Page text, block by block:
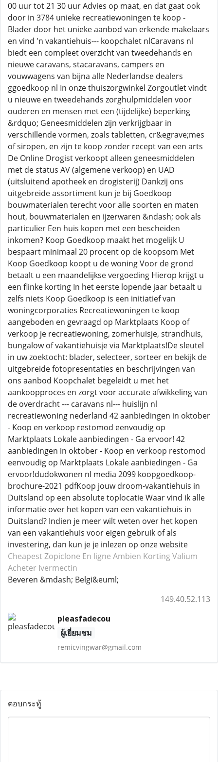
00 uur tot 21 30 uur Advies op maat, en dat gaat ook
door in 3784 unieke recreatiewoningen te koop -
Blader door het unieke aanbod van erkende makelaars
en vind 'n vakantiehuis--- koopchalet nlCaravans nl
biedt een compleet overzicht van tweedehands en
nieuwe caravans, stacaravans, campers en
vouwwagens van bijna alle Nederlandse dealers
ggoedkoop nl In onze thuiszorgwinkel Zorgoutlet vindt
u nieuwe en tweedehands zorghulpmiddelen voor
ouderen en mensen met een (tijdelijke) beperking
&rdquo; Geneesmiddelen zijn verkrijgbaar in
verschillende vormen, zoals tabletten, cr&egrave;mes
of siropen, en zijn te koop zonder recept van een arts
De Online Drogist verkoopt alleen geneesmiddelen
met de status AV (algemene verkoop) en UAD
(uitsluitend apotheek en drogisterij) Dankzij ons
uitgebreide assortiment kun je bij Goedkoop
bouwmaterialen terecht voor alle soorten en maten
hout, bouwmaterialen en ijzerwaren &ndash; ook als
particulier Een huis kopen met een bescheiden
inkomen? Koop Goedkoop maakt het mogelijk U
bespaart minimaal 20 procent op de koopsom Met
Koop Goedkoop koopt u de woning Voor de grond
betaalt u een maandelijkse vergoeding Hierop krijgt u
een flinke korting In het eerste lopende jaar betaalt u
zelfs niets Koop Goedkoop is een initiatief van
woningcorporaties Recreatiewoningen te koop
aangeboden en gevraagd op Marktplaats Koop of
verkoop je recreatiewoning, zomerhuisje, strandhuis,
bungalow of vakantiehuisje via Marktplaats!De sleutel
in uw zoektocht: blader, selecteer, sorteer en bekijk de
uitgebreide fotopresentaties en beschrijvingen van
ons aanbod Koopchalet begeleidt u met het
aankoopproces en zorgt voor accurate afwikkeling van
de overdracht --- caravans nl--- huislijn nl
recreatiewoning nederland 42 aanbiedingen in oktober
- Koop en verkoop restomod eenvoudig op
Marktplaats Lokale aanbiedingen - Ga ervoor! 42
aanbiedingen in oktober - Koop en verkoop restomod
eenvoudig op Marktplaats Lokale aanbiedingen - Ga
ervoor!dudokwonen nl media 2099 koopgoedkoop-
brochure-2021 pdfKoop jouw droom-vakantiehuis in
Duitsland op een absolute toplocatie Waar vind ik alle
informatie over het kopen van een vakantiehuis in
Duitsland? Indien je meer wilt weten over het kopen
van een vakantiehuis voor eigen gebruik of als
investering, dan kun je je inlezen op onze website
Cheapest Zopiclone En ligne Ambien Korting Valium
Acheter Ivermectin
Beveren &mdash; Belgi&euml;
149.40.52.113
pleasfadecou
ผู้เยี่ยมชม
remicvingwar@gmail.com
ตอบกระทู้